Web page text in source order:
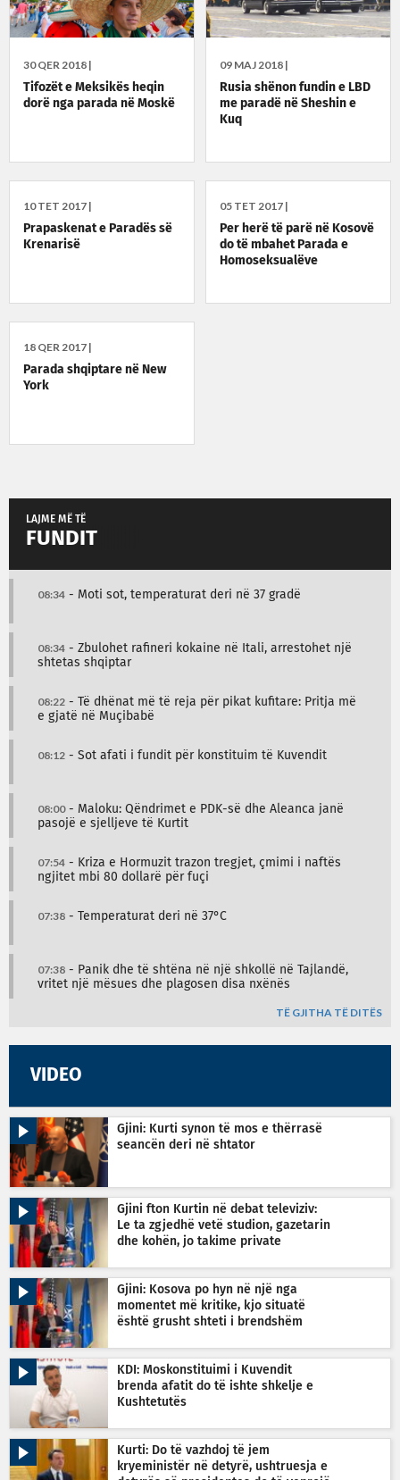
30 QER 2018 |
Tifozët e Meksikës heqin
dorë nga parada në Moskë
09 MAJ 2018 |
Rusia shënon fundin e LBD
me paradë në Sheshin e
Kuq
10 TET 2017 |
Prapaskenat e Paradës së
Krenarisë
05 TET 2017 |
Per herë të parë në Kosovë
do të mbahet Parada e
Homoseksualëve
18 QER 2017 |
Parada shqiptare në New
York
LAJME MË TË
FUNDIT
08:34 - Moti sot, temperaturat deri në 37 gradë
08:34 - Zbulohet rafineri kokaine në Itali, arrestohet një
shtetas shqiptar
08:22 - Të dhënat më të reja për pikat kufitare: Pritja më
e gjatë në Muçibabë
08:12 - Sot afati i fundit për konstituim të Kuvendit
08:00- Maloku: Qëndrimet e PDK-së dhe Aleanca janë
pasojë e sjelljeve të Kurtit
07:54 - Kriza e Hormuzit trazon tregjet, çmimi i naftës
ngjitet mbi 80 dollarë për fuçi
07:38 - Temperaturat deri në 37°C
07:38 - Panik dhe të shtëna në një shkollë në Tajlandë,
vritet një mësues dhe plagosen disa nxënës
TË GJITHA TË DITËS
VIDEO
Gjini: Kurti synon të mos e thërrasë
seancën deri në shtator
Gjini fton Kurtin në debat televiziv:
Le ta zgjedhë vetë studion, gazetarin
dhe kohën, jo takime private
Gjini: Kosova po hyn në një nga
momentet më kritike, kjo situatë
është grusht shteti i brendshëm
KDI: Moskonstituimi i Kuvendit
brenda afatit do të ishte shkelje e
Kushtetutës
Kurti: Do të vazhdoj të jem
kryeministër në detyrë, ushtruesja e